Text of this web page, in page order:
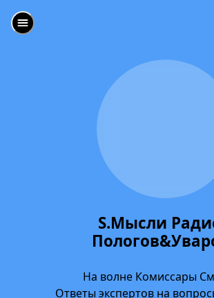
S.Мысли
На волне Комиссары
Ответы экспертов на